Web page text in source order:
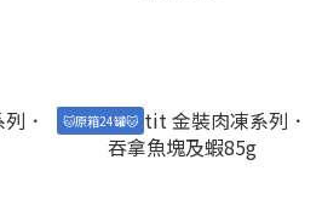
🐱原箱24罐🐱